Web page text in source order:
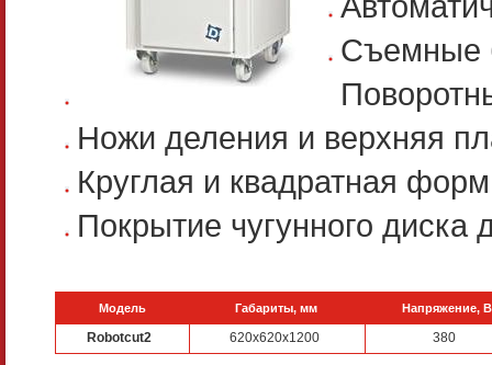
Съемные
Ножи деления и верхняя
Круглая и квадратная
Покрытие чугунного диска
Модель Габариты, мм Напряжение, В
Robotcut2 620x620x1200 380